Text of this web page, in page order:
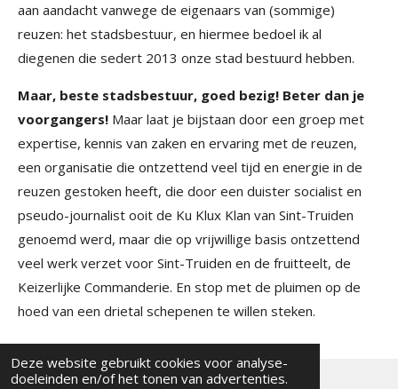
Deze website gebruikt cookies voor analyse-
doeleinden en/of het tonen van advertenties.
aan aandacht vanwege de eigenaars van (sommige)
reuzen: het stadsbestuur, en hiermee bedoel ik al
diegenen die sedert 2013 onze stad bestuurd hebben.
Maar, beste stadsbestuur, goed bezig! Beter dan je
voorgangers! Maar laat je bijstaan door een groep met
expertise, kennis van zaken en ervaring met de reuzen,
een organisatie die ontzettend veel tijd en energie in de
reuzen gestoken heeft, die door een duister socialist en
pseudo-journalist ooit de Ku Klux Klan van Sint-Truiden
genoemd werd, maar die op vrijwillige basis ontzettend
veel werk verzet voor Sint-Truiden en de fruitteelt, de
Keizerlijke Commanderie. En stop met de pluimen op de
hoed van een drietal schepenen te willen steken.